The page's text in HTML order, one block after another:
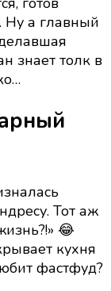
Ну а главный
знает толк в
Тот аж
😂
кухня
фастфуд?